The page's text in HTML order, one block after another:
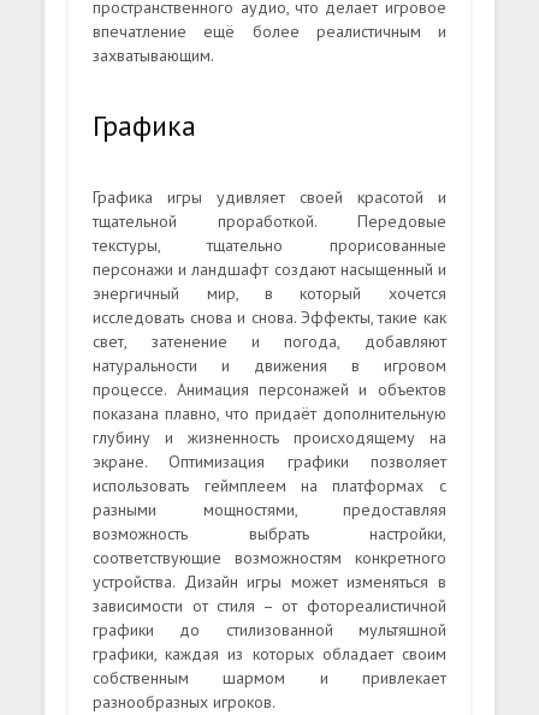
пространственного аудио, что делает игровое
впечатление ещё более реалистичным и
захватывающим.
Графика
Графика игры удивляет своей красотой и
тщательной проработкой. Передовые
текстуры, тщательно прорисованные
персонажи и ландшафт создают насыщенный и
энергичный мир, в который хочется
исследовать снова и снова. Эффекты, такие как
свет, затенение и погода, добавляют
натуральности и движения в игровом
процессе. Анимация персонажей и объектов
показана плавно, что придаёт дополнительную
глубину и жизненность происходящему на
экране. Оптимизация графики позволяет
использовать геймплеем на платформах с
разными мощностями, предоставляя
возможность выбрать настройки,
соответствующие возможностям конкретного
устройства. Дизайн игры может изменяться в
зависимости от стиля – от фотореалистичной
графики до стилизованной мультяшной
графики, каждая из которых обладает своим
собственным шармом и привлекает
разнообразных игроков.